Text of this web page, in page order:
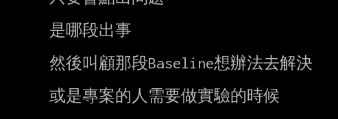
是哪段出事
然後叫顧那段Baseline想辦法去解決
或是專案的人需要做實驗的時候